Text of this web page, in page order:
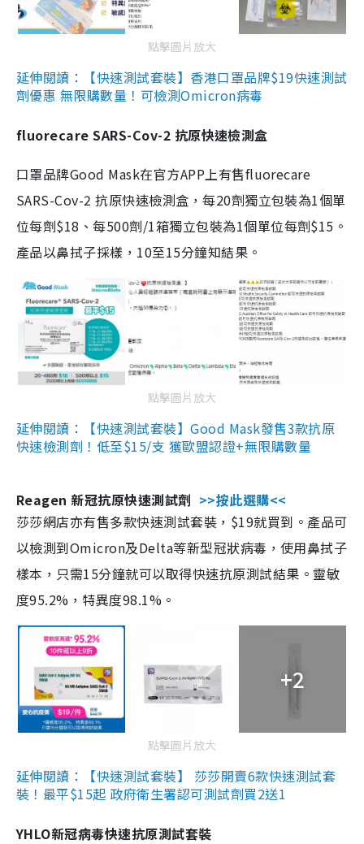
點擊圖片放大
延伸閱讀：【快速測試套裝】香港口罩品牌$19快速測試
劑優惠 無限購數量！可檢測Omicron病毒
fluorecare SARS-Cov-2 抗原快速檢測盒
口罩品牌Good Mask在官方APP上有售fluorecare
SARS-Cov-2 抗原快速檢測盒，每20劑獨立包裝為1個單
位每劑$18、每500劑/1箱獨立包裝為1個單位每劑$15。
產品以鼻拭子採樣，10至15分鐘知結果。
點擊圖片放大
延伸閱讀：【快速測試套裝】Good Mask發售3款抗原
快速檢測劑！低至$15/支 獲歐盟認證+無限購數量
Reagen 新冠抗原快速測試劑 >>按此選購<<
莎莎網店亦有售多款快速測試套裝，$19就買到。產品可
以檢測到Omicron及Delta等新型冠狀病毒，使用鼻拭子
樣本，只需15分鐘就可以取得快速抗原測試結果。靈敏
度95.2%，特異度98.1%。
+2
點擊圖片放大
延伸閱讀：【快速測試套裝】 莎莎開賣6款快速測試套
裝！最平$15起 政府衛生署認可測試劑買2送1
YHLO新冠病毒快速抗原測試套裝